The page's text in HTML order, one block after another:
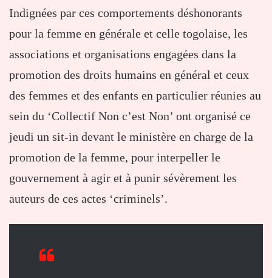
Indignées par ces comportements déshonorants
pour la femme en générale et celle togolaise, les
associations et organisations engagées dans la
promotion des droits humains en général et ceux
des femmes et des enfants en particulier réunies au
sein du ‘Collectif Non c’est Non’ ont organisé ce
jeudi un sit-in devant le ministère en charge de la
promotion de la femme, pour interpeller le
gouvernement à agir et à punir sévèrement les
auteurs de ces actes ‘criminels’.